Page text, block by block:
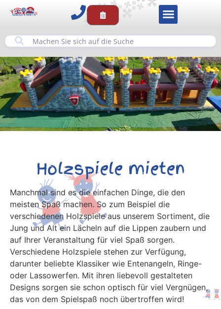
Holzspiele mieten
Manchmal sind es die einfachen Dinge, die den
meisten Spaß machen. So zum Beispiel die
verschiedenen Holzspiele aus unserem Sortiment, die
Jung und Alt ein Lächeln auf die Lippen zaubern und
auf Ihrer Veranstaltung für viel Spaß sorgen.
Verschiedene Holzspiele stehen zur Verfügung,
darunter beliebte Klassiker wie Entenangeln, Ringe-
oder Lassowerfen. Mit ihren liebevoll gestalteten
Designs sorgen sie schon optisch für viel Vergnügen,
das von dem Spielspaß noch übertroffen wird!